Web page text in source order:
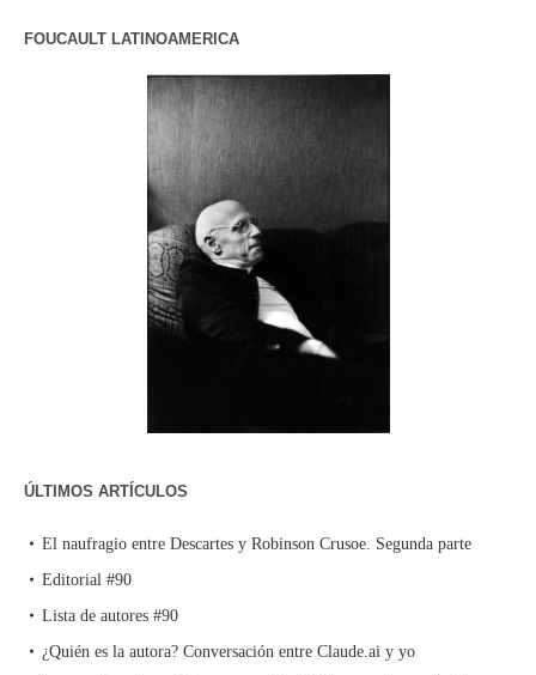
FOUCAULT LATINOAMERICA
ÚLTIMOS ARTÍCULOS
El naufragio entre Descartes y Robinson Crusoe. Segunda parte
Editorial #90
Lista de autores #90
¿Quién es la autora? Conversación entre Claude.ai y yo